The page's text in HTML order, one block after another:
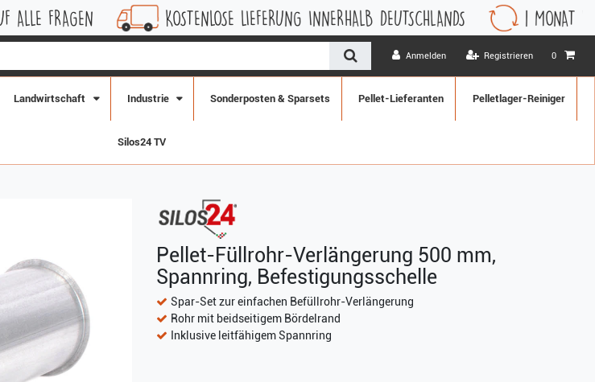
KOSTENLOSE LIEFERUNG INNERHALB DEUTSCHLANDS 1 MONAT WIDERRUFSRECHT
Anmelden Registrieren 0
Landwirtschaft Industrie Sonderposten & Sparsets Pellet-Lieferanten Pelletlager-Reiniger
Silos24 TV
Pellet-Füllrohr-Verlängerung 500 mm,
Spannring, Befestigungsschelle
Spar-Set zur einfachen Befüllrohr-Verlängerung
Rohr mit beidseitigem Bördelrand
Inklusive leitfähigem Spannring